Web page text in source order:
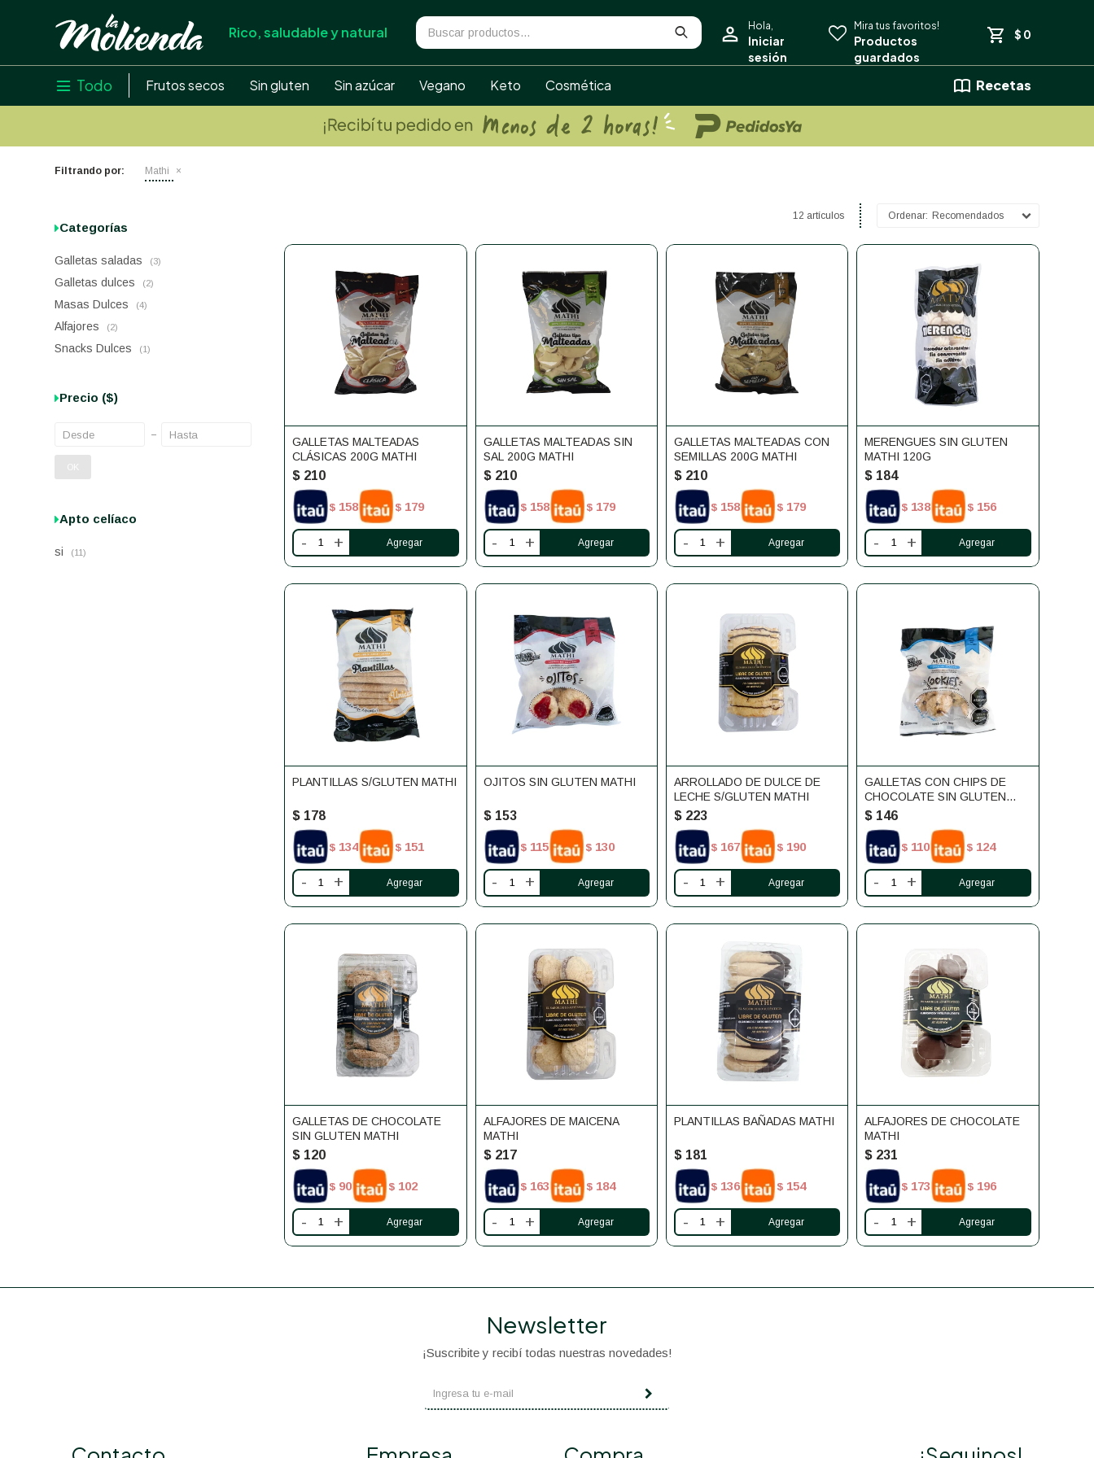
Rico, saludable y natural
 Todo Frutos secos Sin gluten Sin azúcar Vegano Keto Cosmética Recetas
$ 0
Filtrando por: Mathi
12 artículos Recomendados
GALLETAS MALTEADAS
CLÁSICAS 200G MATHI
$ 210
$ 158 $ 179
- +
GALLETAS MALTEADAS SIN
SAL 200G MATHI
$ 210
$ 158 $ 179
- +
GALLETAS MALTEADAS CON
SEMILLAS 200G MATHI
$ 210
$ 158 $ 179
- +
MERENGUES SIN GLUTEN
MATHI 120G
$ 184
$ 138 $ 156
- +
PLANTILLAS S/GLUTEN MATHI
$ 178
$ 134 $ 151
- +
OJITOS SIN GLUTEN MATHI
$ 153
$ 115 $ 130
- +
ARROLLADO DE DULCE DE
LECHE S/GLUTEN MATHI
$ 223
$ 167 $ 190
- +
GALLETAS CON CHIPS DE
CHOCOLATE SIN GLUTEN
MATHI
$ 146
$ 110 $ 124
- +
GALLETAS DE CHOCOLATE
SIN GLUTEN MATHI
$ 120
$ 90 $ 102
- +
ALFAJORES DE MAICENA
MATHI
$ 217
$ 163 $ 184
- +
PLANTILLAS BAÑADAS MATHI
$ 181
$ 136 $ 154
- +
ALFAJORES DE CHOCOLATE
MATHI
$ 231
$ 173 $ 196
- +
Categorías
Galletas saladas (3)
Galletas dulces (2)
Masas Dulces (4)
Alfajores (2)
Snacks Dulces (1)
Precio ($)
OK
Apto celíaco
si (11)
Newsletter
¡Suscribite y recibí todas nuestras novedades!
close
store
local_shipping
credit_card